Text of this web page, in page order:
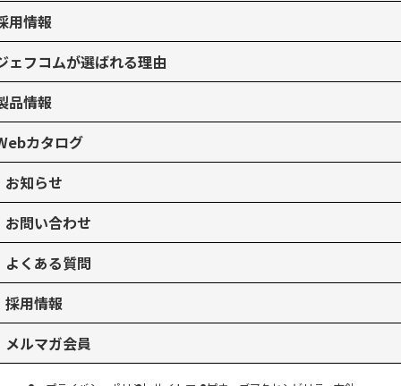
用情報
ェフコムが選ばれる理由
品情報
カタログ
お知らせ
お問い合わせ
よくある質問
採用情報
メルマガ会員